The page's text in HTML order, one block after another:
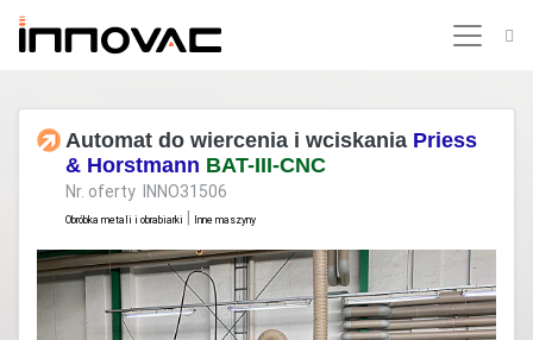
Automat do wiercenia i wciskania Priess
& Horstmann BAT-III-CNC
Nr. oferty INNO31506
Obróbka metali i obrabiarki Inne maszyny